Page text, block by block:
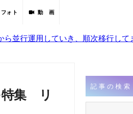
フォト 動 画
並行運用していき、順次移行して
特集 リ
記事の検索